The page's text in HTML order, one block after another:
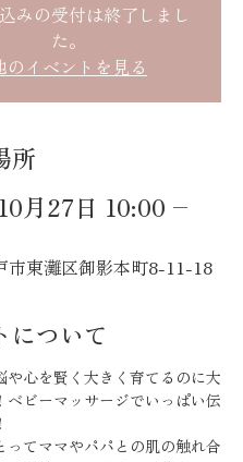
みの受付は終了しまし
た。
のイベントを見る
所
月27日 10:00 –
市東灘区御影本町8-11-18
について
や心を賢く大きく育てるのに大
ベビーマッサージでいっぱい伝
ってママやパパとの肌の触れ合